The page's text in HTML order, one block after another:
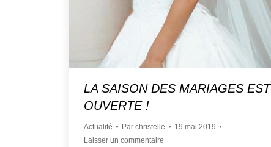
LA SAISON DES MARIAGES EST
OUVERTE !
Actualité Par christelle
19 mai 2019
Laisser un commentaire